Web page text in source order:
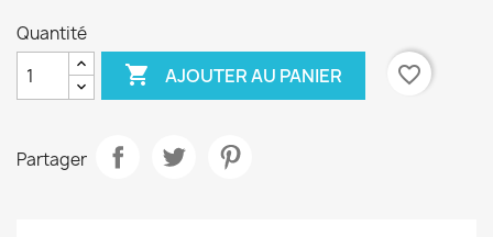
Quantité
 AJOUTER AU PANIER favorite_border
Partager